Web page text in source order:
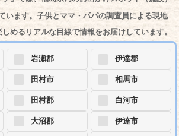
います。子供とママ・パパの調査員による現地
めるリアルな目線で情報をお届けしています。
岩瀬郡
田村市
田村郡
大沼郡
伊達郡
相馬市
白河市
伊達市